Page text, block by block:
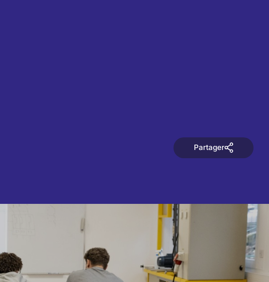
Partager
Partager